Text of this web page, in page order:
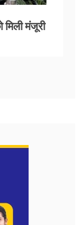
मिली मंजूरी